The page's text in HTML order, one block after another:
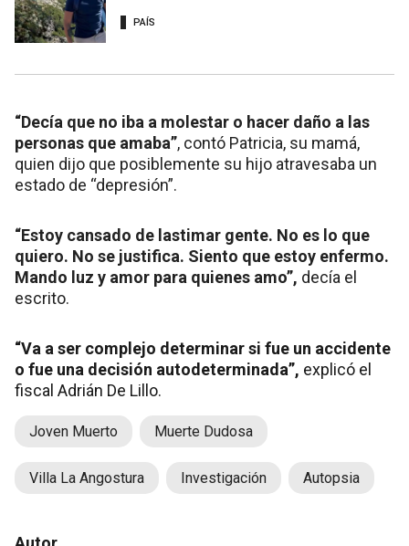
PAÍS
“Decía que no iba a molestar o hacer daño a las
personas que amaba”, contó Patricia, su mamá,
quien dijo que posiblemente su hijo atravesaba un
estado de “depresión”.
“Estoy cansado de lastimar gente. No es lo que
quiero. No se justifica. Siento que estoy enfermo.
Mando luz y amor para quienes amo”, decía el
escrito.
“Va a ser complejo determinar si fue un accidente
o fue una decisión autodeterminada”, explicó el
fiscal Adrián De Lillo.
Joven Muerto Muerte Dudosa
Villa La Angostura Investigación Autopsia